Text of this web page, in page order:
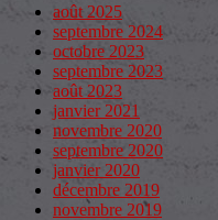
août 2025
septembre 2024
octobre 2023
septembre 2023
août 2023
janvier 2021
novembre 2020
septembre 2020
janvier 2020
décembre 2019
novembre 2019